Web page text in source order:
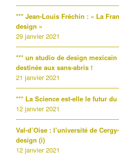
*** Jean-Louis Fréchin : « La
design »
29 janvier 2021
*** un studio de design
destinée aux sans-abris !
21 janvier 2021
*** La Science est-elle le futur du
12 janvier 2021
Val-d’Oise : l’université de
design (i)
12 janvier 2021